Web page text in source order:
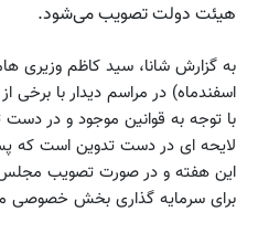
هیئت دولت تصویب می‌شود.
به گزارش شانا، سید کاظم وزیری
اسفندماه) در مراسم دیدار با
لایحه ای در دست تدوین است که
این هفته و در صورت تصویب مجلس
برای سرمایه گذاری بخش